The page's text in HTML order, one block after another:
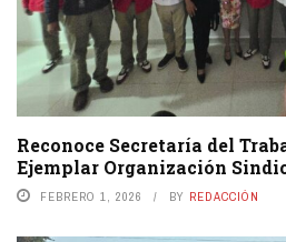
Reconoce Secretaría del
Ejemplar Organización
FEBRERO 1, 2026 BY REDACCIÓN